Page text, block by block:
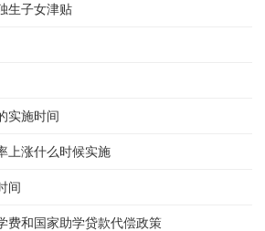
生子女津贴
实施时间
上涨什么时候实施
间
费和国家助学贷款代偿政策